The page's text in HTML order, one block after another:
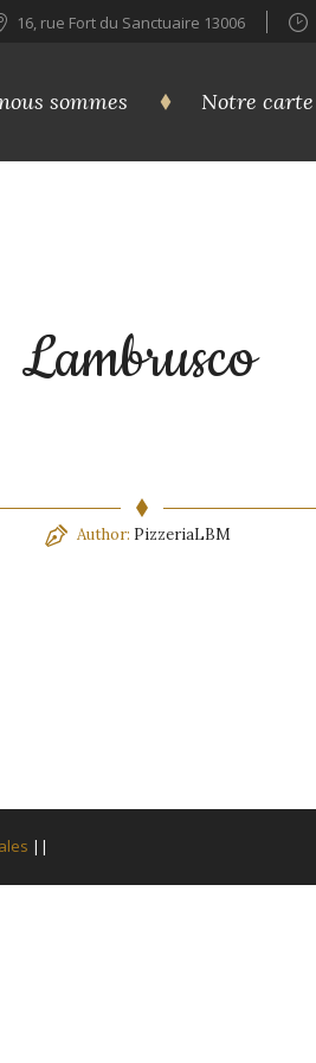
16, rue Fort du Sanctuaire 13006
sommes Notre carte
Lambrusco
Author: PizzeriaLBM
||